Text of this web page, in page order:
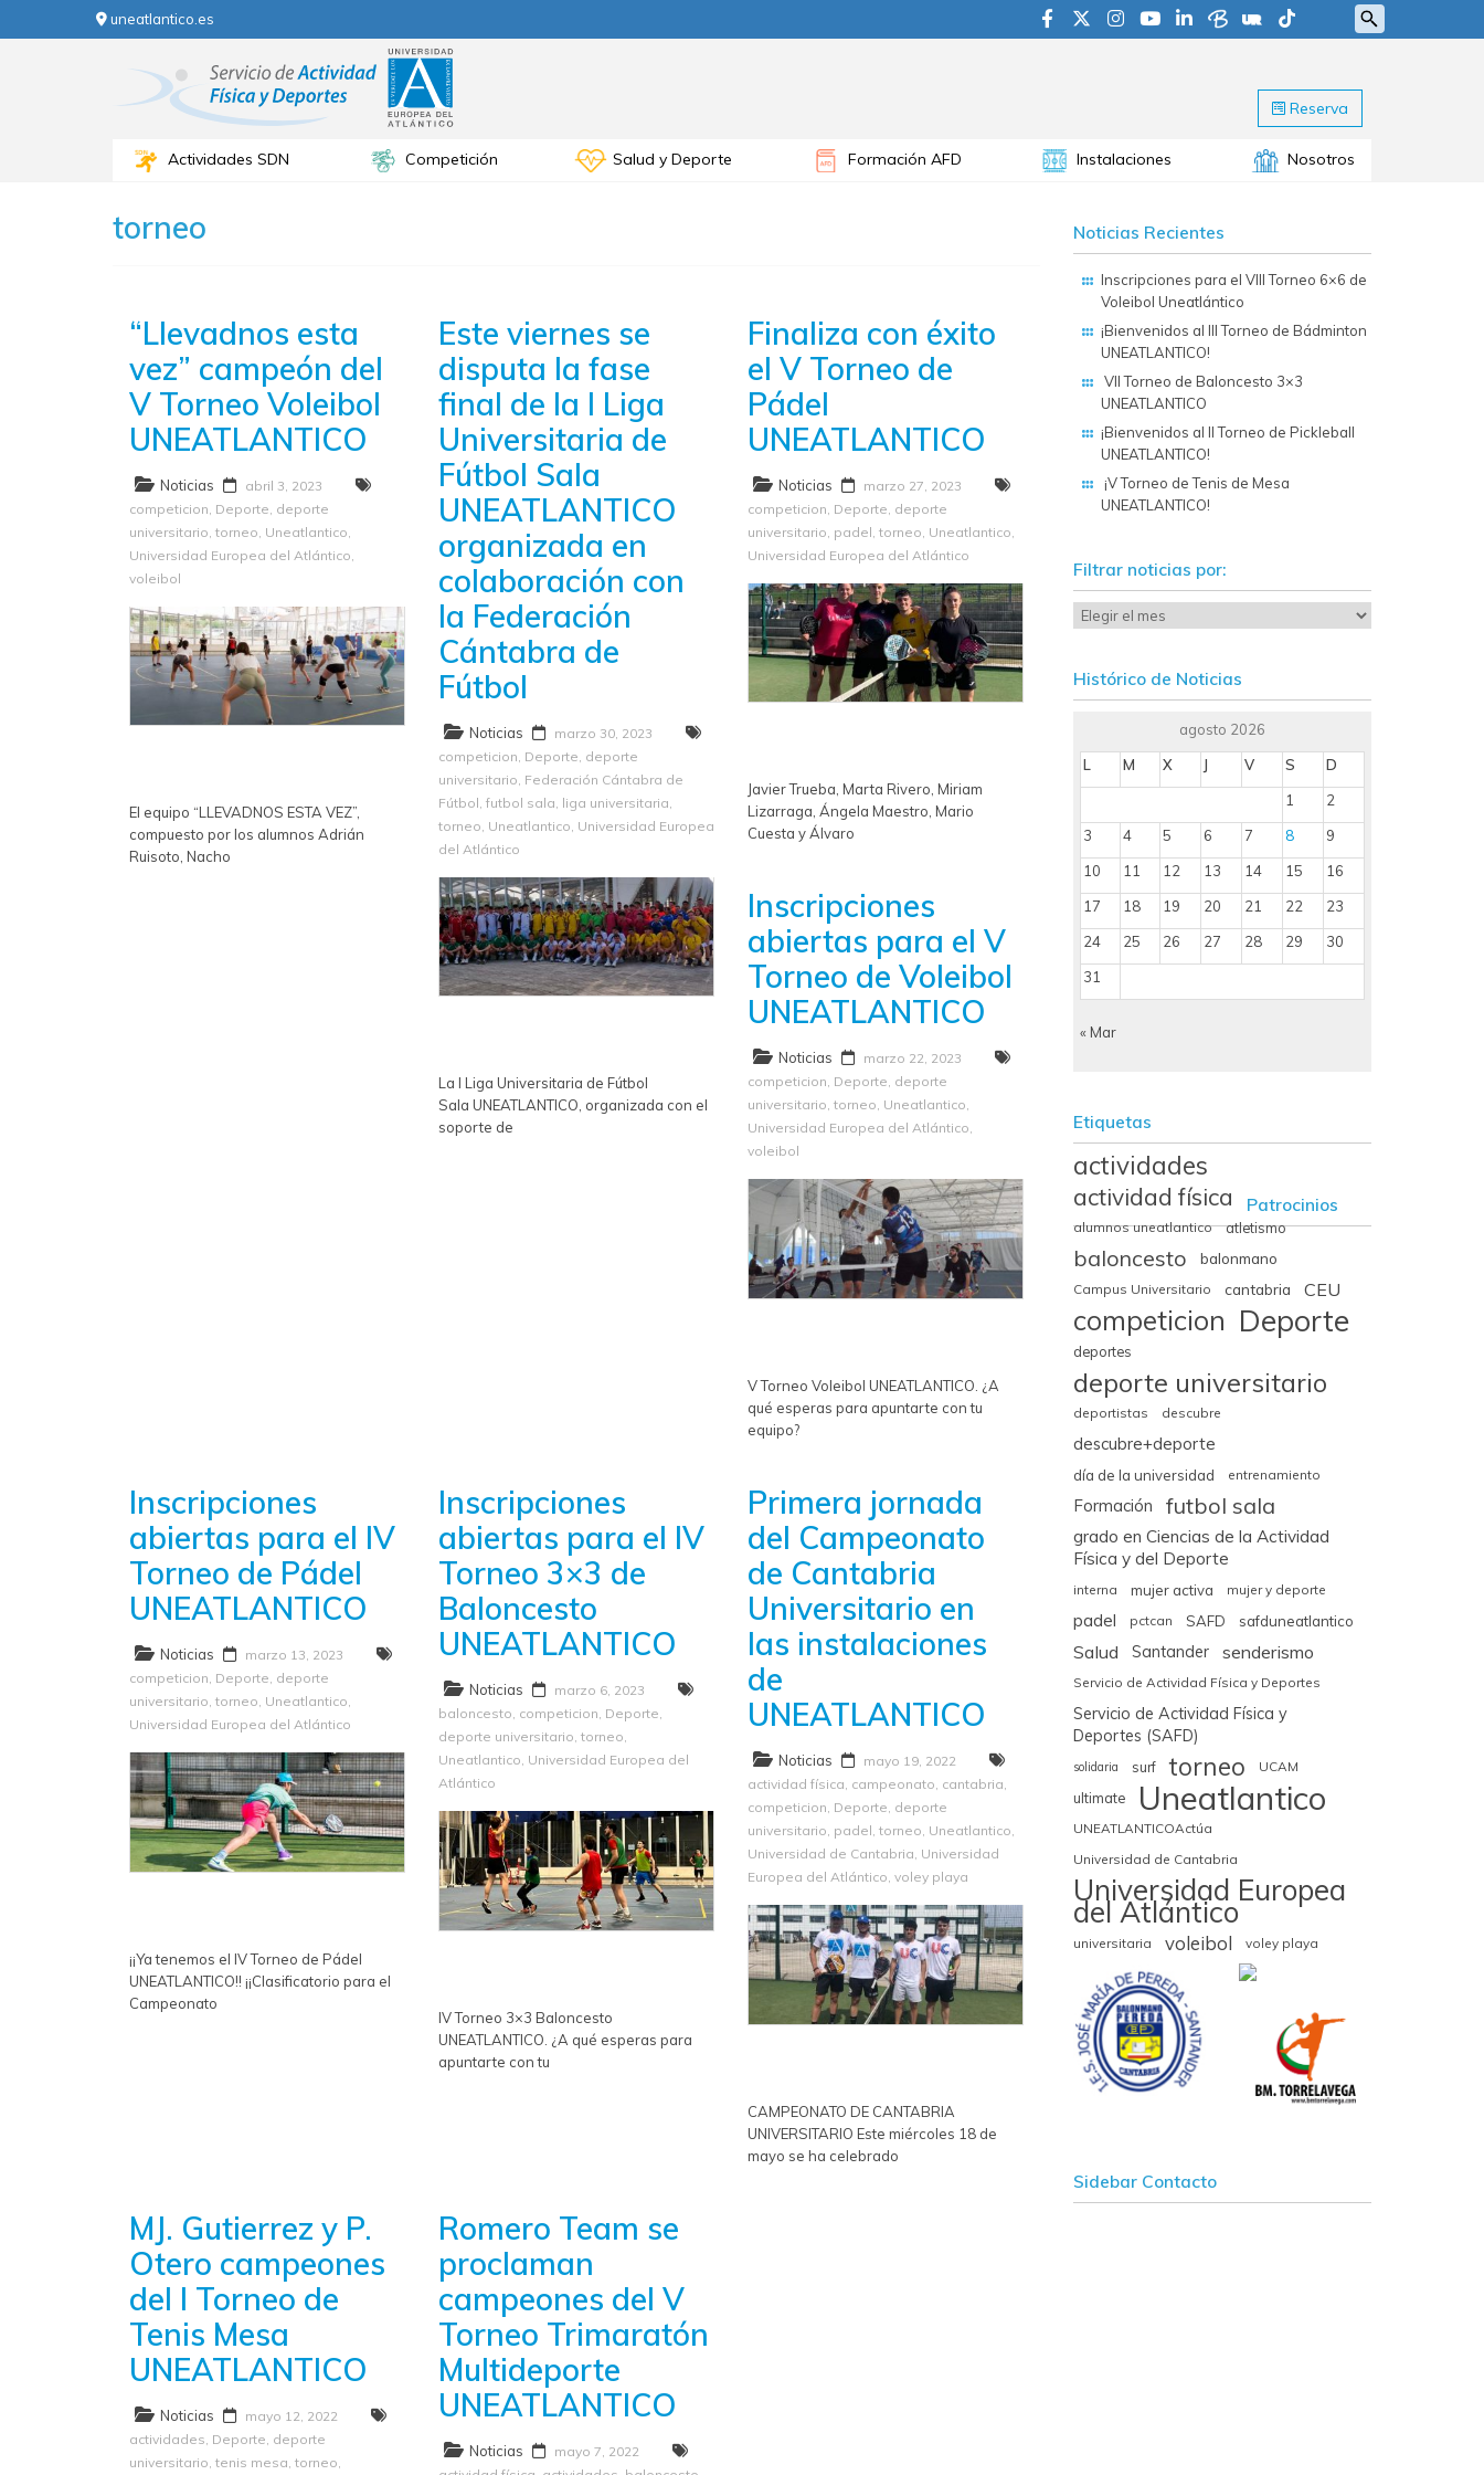
uneatlantico.es
Reserva
Actividades SDN Competición Salud y Deporte Formación AFD Instalaciones Nosotros
torneo
“Llevadnos esta
vez” campeón del
V Torneo Voleibol
UNEATLANTICO
Noticias
abril 3, 2023
competicion Deporte deporte
universitario torneo Uneatlantico
Universidad Europea del Atlántico
voleibol
El equipo “LLEVADNOS ESTA VEZ”,
compuesto por los alumnos Adrián
Ruisoto, Nacho
Este viernes se
disputa la fase
final de la I Liga
Universitaria de
Fútbol Sala
UNEATLANTICO
organizada en
colaboración con
la Federación
Cántabra de
Fútbol
Noticias
marzo 30, 2023
competicion Deporte deporte
universitario Federación Cántabra de
Fútbol futbol sala liga universitaria
torneo Uneatlantico Universidad Europea
del Atlántico
La I Liga Universitaria de Fútbol
Sala UNEATLANTICO, organizada con el
soporte de
Finaliza con éxito
el V Torneo de
Pádel
UNEATLANTICO
Noticias
marzo 27, 2023
competicion Deporte deporte
universitario padel torneo Uneatlantico
Universidad Europea del Atlántico
Javier Trueba, Marta Rivero, Miriam
Lizarraga, Ángela Maestro, Mario
Cuesta y Álvaro
Inscripciones
abiertas para el V
Torneo de Voleibol
UNEATLANTICO
Noticias
marzo 22, 2023
competicion, Deporte, deporte
universitario, torneo, Uneatlantico,
Universidad Europea del Atlántico,
voleibol
V Torneo Voleibol UNEATLANTICO. ¿A
qué esperas para apuntarte con tu
equipo?
Inscripciones
abiertas para el IV
Torneo de Pádel
UNEATLANTICO
Noticias
marzo 13, 2023
competicion, Deporte, deporte
universitario, torneo, Uneatlantico,
Universidad Europea del Atlántico
¡¡Ya tenemos el IV Torneo de Pádel
UNEATLANTICO!! ¡¡Clasificatorio para el
Campeonato
Inscripciones
abiertas para el IV
Torneo 3×3 de
Baloncesto
UNEATLANTICO
Noticias
marzo 6, 2023
baloncesto, competicion, Deporte,
deporte universitario, torneo,
Uneatlantico, Universidad Europea del
Atlántico
IV Torneo 3×3 Baloncesto
UNEATLANTICO. ¿A qué esperas para
apuntarte con tu
Primera jornada
del Campeonato
de Cantabria
Universitario en
las instalaciones
de
UNEATLANTICO
Noticias
mayo 19, 2022
actividad física, campeonato, cantabria,
competicion, Deporte, deporte
universitario, padel, torneo, Uneatlantico,
Universidad de Cantabria, Universidad
Europea del Atlántico, voley playa
CAMPEONATO DE CANTABRIA
UNIVERSITARIO Este miércoles 18 de
mayo se ha celebrado
MJ. Gutierrez y P.
Otero campeones
del I Torneo de
Tenis Mesa
UNEATLANTICO
Noticias
mayo 12, 2022
actividades Deporte deporte
universitario tenis mesa torneo
Romero Team se
proclaman
campeones del V
Torneo Trimaratón
Multideporte
UNEATLANTICO
Noticias
mayo 7, 2022
Noticias Recientes
Inscripciones para el VIII Torneo 6×6 de
Voleibol Uneatlántico
¡Bienvenidos al III Torneo de Bádminton
UNEATLANTICO!
VII Torneo de Baloncesto 3×3
UNEATLANTICO
¡Bienvenidos al II Torneo de Pickleball
UNEATLANTICO!
¡V Torneo de Tenis de Mesa
UNEATLANTICO!
Filtrar noticias por:
Histórico de Noticias
agosto 2026
L
M X J V S
D
1
2
3
4 5 6 7 8
9
10
11 12 13 14 15
16
17
18 19 20 21 22
23
24
25 26 27 28 29
30
31
« Mar
Etiquetas
actividades
actividad física
alumnos uneatlantico atletismo
baloncesto balonmano
Campus Universitario cantabria CEU
competicion Deporte
deportes
deporte universitario
deportistas descubre
descubre+deporte
día de la universidad entrenamiento
Formación futbol sala
grado en Ciencias de la Actividad
Física y del Deporte
interna mujer activa mujer y deporte
padel pctcan SAFD safduneatlantico
Salud Santander senderismo
Servicio de Actividad Física y Deportes
Servicio de Actividad Física y
Deportes (SAFD)
solidaria surf torneo UCAM
ultimate Uneatlantico
UNEATLANTICOActúa
Universidad de Cantabria
Universidad Europea
del Atlántico
universitaria voleibol voley playa
Patrocinios
Sidebar Contacto